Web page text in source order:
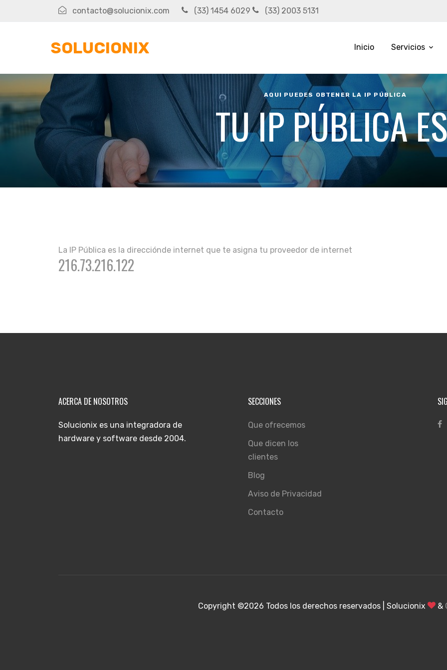
contacto@solucionix.com (33) 1454 6029 (33) 2003 5131
SOLUCIONIX Inicio Servicios
AQUI PUEDES OBTENER LA IP PÚBLICA
TU IP PÚBLICA
La IP Pública es la direcciónde internet que te asigna tu proveedor de internet
216.73.216.122
ACERCA DE NOSOTROS
Solucionix es una integradora de
hardware y software desde 2004.
SECCIONES
Que ofrecemos
Que dicen los
clientes
Blog
Aviso de Privacidad
Contacto
Copyright ©2026 Todos los derechos reservados | Solucionix &